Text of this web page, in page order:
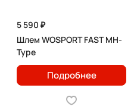
5 590 ₽
Шлем WOSPORT FAST MH-
Type
Подробнее